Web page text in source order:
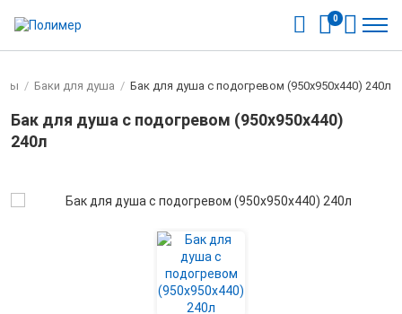
0
/ Баки для душа / Бак для душа с подогревом (950х950х440) 240л
Бак для душа с подогревом (950х950х440)
240л